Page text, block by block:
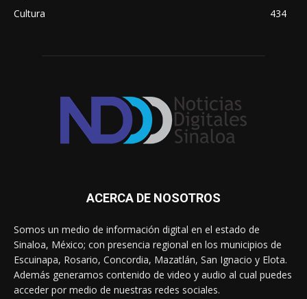
Cultura
434
ACERCA DE NOSOTROS
Somos un medio de información digital en el estado de
Sinaloa, México; con presencia regional en los municipios de
Escuinapa, Rosario, Concordia, Mazatlán, San Ignacio y Elota.
Además generamos contenido de video y audio al cual puedes
acceder por medio de nuestras redes sociales.